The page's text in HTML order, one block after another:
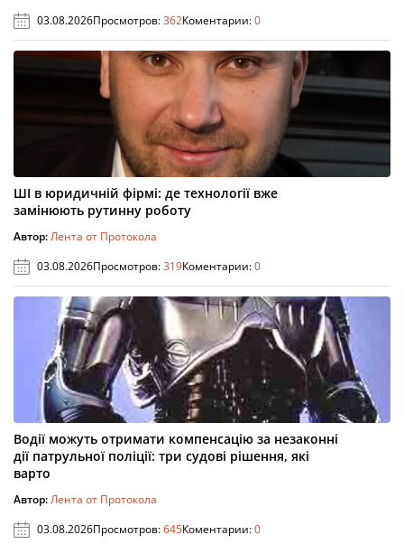
03.08.2026Просмотров:362Коментарии:0
ШІ в юридичній фірмі: де технології вже
замінюють рутинну роботу
Автор:Лента от Протокола
03.08.2026Просмотров:319Коментарии:0
Водії можуть отримати компенсацію за незаконні
дії патрульної поліції: три судові рішення, які
варто
Автор:Лента от Протокола
03.08.2026Просмотров:645Коментарии:0